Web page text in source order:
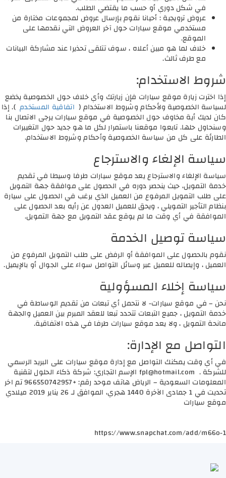
في شكل دوري أو حسب ما يقتضي الطلب.
عروض ترويجية : أحيانا نقوم بإرسال عروض لمجموعات مختارة من
مستخدمي موقع سيارات حول آخر العروض التي نقدمها على
الموقع.
خلاف لما هو مبين أعلاه ، سوف تتلقى تحذيرا عند مشاركة البيانات
مع طرف ثالث.
شروط الاستخدام:
إذا اخترت زيارة موقع سيارات فإن زيارتك وأي خلاف حول الخصوصية يخضع
لسياسة الخصوصية ولأحكام وشروط الاستخدام (اتفاقية المستخدم). إذا
كان لديك أية مخاوف حول الخصوصية في موقع سيارات يرجى الاتصال بنا
وسنحاول حلها. تابعوا موقعنا باستمرار لكل ما هو جديد حول التغييرات
الطارئة على كل من سياسة الخصوصية وأحكام وشروط الاستخدام.
سياسة الإلغاء والاسترجاع
سياسة الإلغاء والاسترجاع يعد موقع سيارات طرفا وسيطا في تقديم
خدمة التمويل، حيث ينحصر دوره في الحصول على موافقة جهة التمويل
على طلب التمويل المرفوع من العميل الذي يرغب في الحصول على سيارة
بنظام التأجير التمويلي ، ويحق للعميل العدول عن رأيه بعد الحصول على
الموافقة في أي وقت ما لم يوقع عقد التمويل مع جهة التمويل.
سياسة توصيل الخدمة
نقوم بالحصول على الموافقة أو الرفض على طلب التمويل المرفوع من
العميل ، وإيصاله للعميل عبر وسائل التواصل سواء على الجوال أو بالإيميل.
سياسة إخلاء المسؤولية
نحن – في موقع سيارات- لا نتحمل أي تبعات من تقديم الوساطة في
خدمة التمويل ، جميع التبعات تتحدد تبعا للعقد المبرم بين العميل والجهة
مانحة التمويل ، ولا يعد موقع سيارات طرفا في هذه الاتفاقية.
التواصل مع الإدارة:
في أي وقت يمكنك التواصل مع إدارة موقع سيارات على البريد الرسمي
للشركة . fpl@hotmail.com الإسم التجاري: شركة ذكاء الحلول لتقنية
المعلومات السعودية – الرياض هاتف موحد رقم: +966550742957 تم اخر
تحديت في 1 جمادى الآخرة 1440 هجري، الموافق لـ 26 يناير 2019 ميلادي
موقع سيارات
https://www.snapchat.com/add/m66o-1